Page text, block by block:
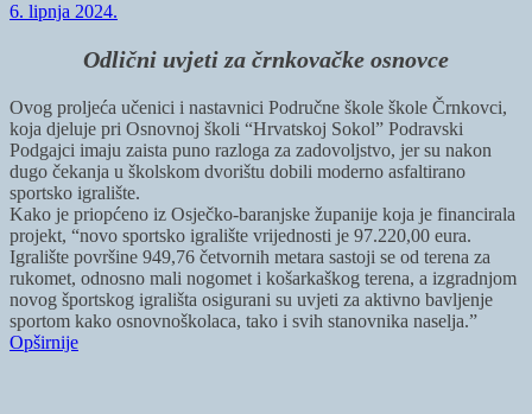
6. lipnja 2024.
Odlični uvjeti za črnkovačke osnovce
Ovog proljeća učenici i nastavnici Područne škole škole Črnkovci,
koja djeluje pri Osnovnoj školi “Hrvatskoj Sokol” Podravski
Podgajci imaju zaista puno razloga za zadovoljstvo, jer su nakon
dugo čekanja u školskom dvorištu dobili moderno asfaltirano
sportsko igralište.
Kako je priopćeno iz Osječko-baranjske županije koja je financirala
projekt, “novo sportsko igralište vrijednosti je 97.220,00 eura.
Igralište površine 949,76 četvornih metara sastoji se od terena za
rukomet, odnosno mali nogomet i košarkaškog terena, a izgradnjom
novog športskog igrališta osigurani su uvjeti za aktivno bavljenje
sportom kako osnovnoškolaca, tako i svih stanovnika naselja.”
Opširnije